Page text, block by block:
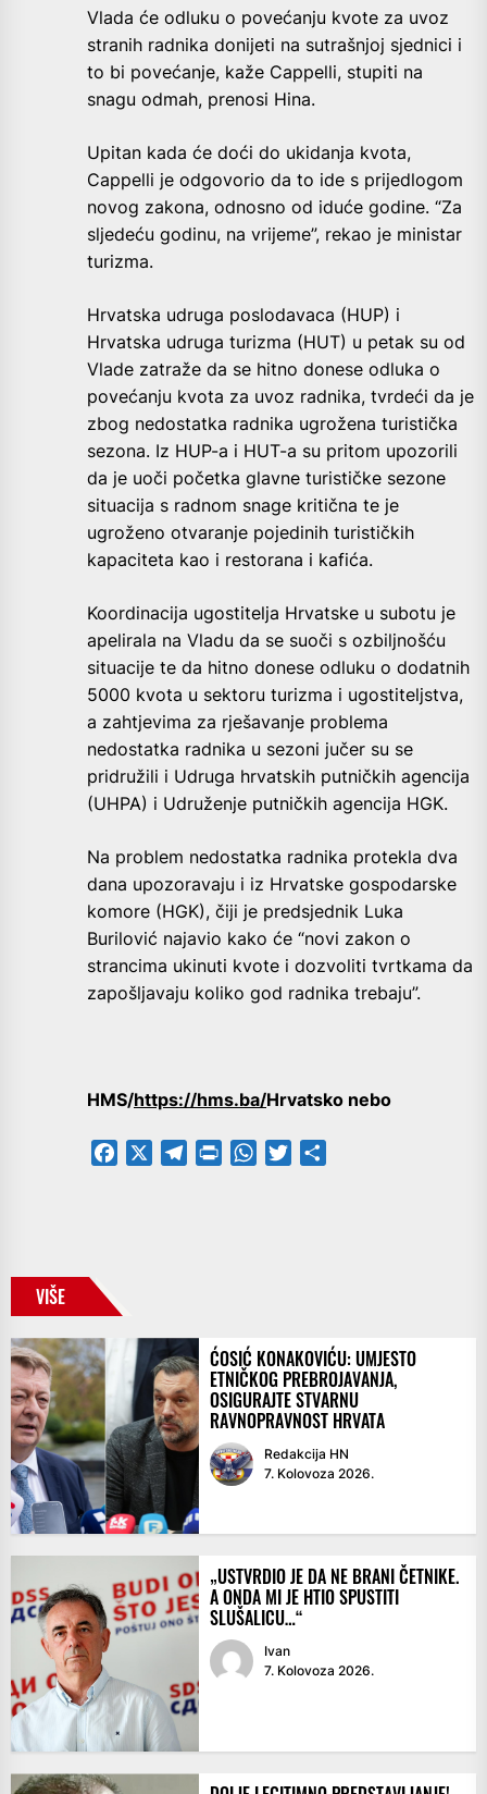
Vlada će odluku o povećanju kvote za uvoz
stranih radnika donijeti na sutrašnjoj sjednici i
to bi povećanje, kaže Cappelli, stupiti na
snagu odmah, prenosi Hina.
Upitan kada će doći do ukidanja kvota,
Cappelli je odgovorio da to ide s prijedlogom
novog zakona, odnosno od iduće godine. “Za
sljedeću godinu, na vrijeme”, rekao je ministar
turizma.
Hrvatska udruga poslodavaca (HUP) i
Hrvatska udruga turizma (HUT) u petak su od
Vlade zatraže da se hitno donese odluka o
povećanju kvota za uvoz radnika, tvrdeći da je
zbog nedostatka radnika ugrožena turistička
sezona. Iz HUP-a i HUT-a su pritom upozorili
da je uoči početka glavne turističke sezone
situacija s radnom snage kritična te je
ugroženo otvaranje pojedinih turističkih
kapaciteta kao i restorana i kafića.
Koordinacija ugostitelja Hrvatske u subotu je
apelirala na Vladu da se suoči s ozbiljnošću
situacije te da hitno donese odluku o dodatnih
5000 kvota u sektoru turizma i ugostiteljstva,
a zahtjevima za rješavanje problema
nedostatka radnika u sezoni jučer su se
pridružili i Udruga hrvatskih putničkih agencija
(UHPA) i Udruženje putničkih agencija HGK.
Na problem nedostatka radnika protekla dva
dana upozoravaju i iz Hrvatske gospodarske
komore (HGK), čiji je predsjednik Luka
Burilović najavio kako će “novi zakon o
strancima ukinuti kvote i dozvoliti tvrtkama da
zapošljavaju koliko god radnika trebaju”.
HMS/https://hms.ba/Hrvatsko nebo
Facebook TelegramPrintFriendly
WhatsApp
Twitter
VIŠE
ĆOSIĆ KONAKOVIĆU: UMJESTO
ETNIČKOG PREBROJAVANJA,
OSIGURAJTE STVARNU
RAVNOPRAVNOST HRVATA
Redakcija HN
7. Kolovoza 2026.
„USTVRDIO JE DA NE BRANI ČETNIKE.
A ONDA MI JE HTIO SPUSTITI
SLUŠALICU…“
Ivan
7. Kolovoza 2026.